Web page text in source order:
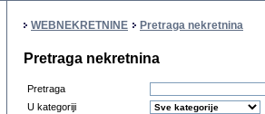
WEBNEKRETNINE Pretraga nekretnina
Pretraga nekretnina
Pretraga
U kategoriji